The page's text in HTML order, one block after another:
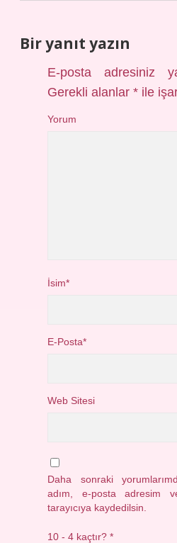
Bir yanıt yazın
E-posta adresiniz
Gerekli alanlar* ile
Yorum
İsim*
E-Posta*
Web Sitesi
Daha sonraki
adım, e-posta adresim
tarayıcıya kaydedilsin.
10 - 4 kaçtır?*